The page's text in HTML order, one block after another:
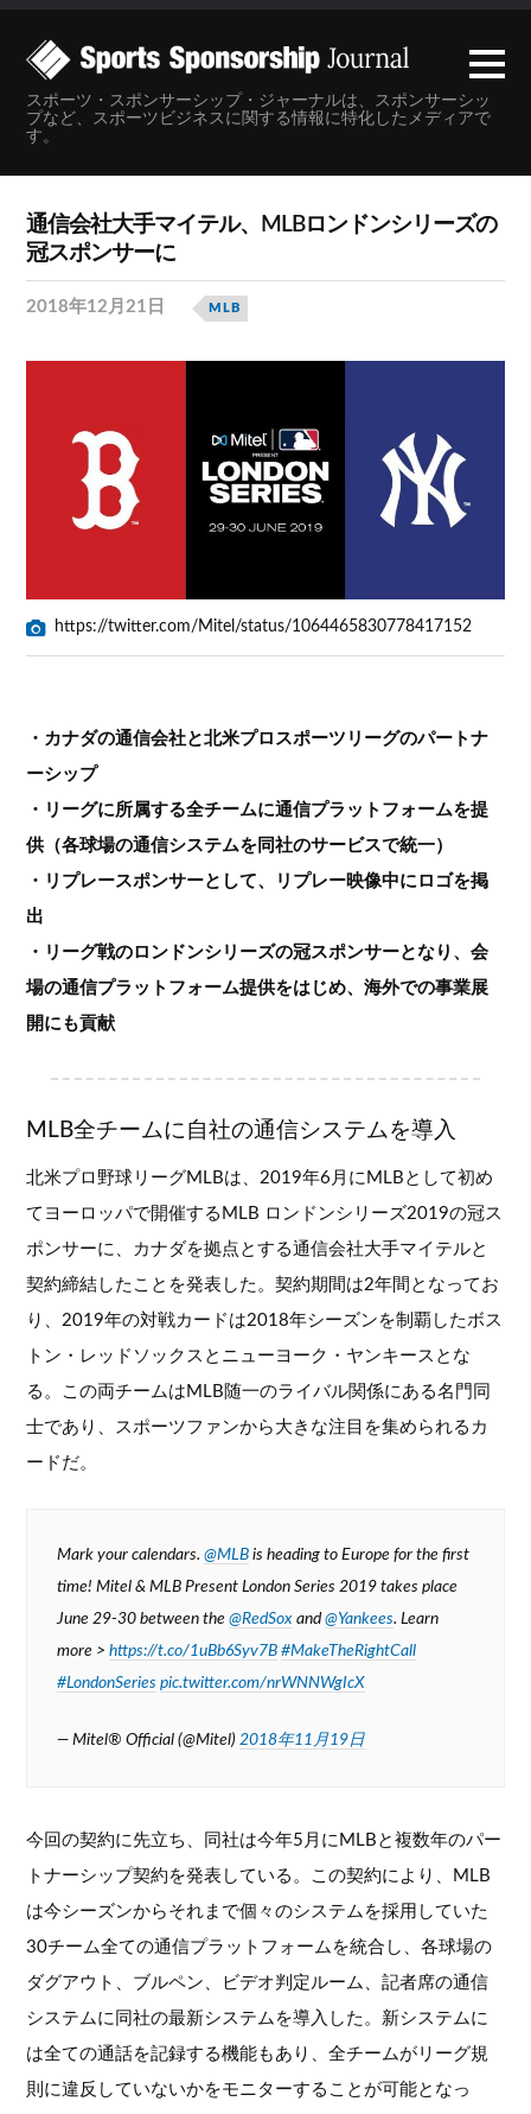
スポーツ・スポンサーシップ・ジャーナルは、スポンサーシッ
プなど、スポーツビジネスに関する情報に特化したメディアで
す。
通信会社大手マイテル、MLBロンドンシリーズの
冠スポンサーに
2018年12月21日 MLB
https://twitter.com/Mitel/status/1064465830778417152
・カナダの通信会社と北米プロスポーツリーグのパートナ
ーシップ
・リーグに所属する全チームに通信プラットフォームを提
供（各球場の通信システムを同社のサービスで統一）
・リプレースポンサーとして、リプレー映像中にロゴを掲
出
・リーグ戦のロンドンシリーズの冠スポンサーとなり、会
場の通信プラットフォーム提供をはじめ、海外での事業展
開にも貢献
MLB全チームに自社の通信システムを導入
北米プロ野球リーグMLBは、2019年6月にMLBとして初め
てヨーロッパで開催するMLB ロンドンシリーズ2019の冠ス
ポンサーに、カナダを拠点とする通信会社大手マイテルと
契約締結したことを発表した。契約期間は2年間となってお
り、2019年の対戦カードは2018年シーズンを制覇したボス
トン・レッドソックスとニューヨーク・ヤンキースとな
る。この両チームはMLB随一のライバル関係にある名門同
士であり、スポーツファンから大きな注目を集められるカ
ードだ。
Mark your calendars.@MLB is heading to Europe for the first
time! Mitel & MLB Present London Series 2019 takes place
June 29-30 between the@RedSox and@Yankees. Learn
more >https://t.co/1uBb6Syv7B #MakeTheRightCall
#LondonSeries pic.twitter.com/nrWNNWgIcX
— Mitel® Official (@Mitel)2018年11月19日
今回の契約に先立ち、同社は今年5月にMLBと複数年のパー
トナーシップ契約を発表している。この契約により、MLB
は今シーズンからそれまで個々のシステムを採用していた
30チーム全ての通信プラットフォームを統合し、各球場の
ダグアウト、ブルペン、ビデオ判定ルーム、記者席の通信
システムに同社の最新システムを導入した。新システムに
は全ての通話を記録する機能もあり、全チームがリーグ規
則に違反していないかをモニターすることが可能となっ